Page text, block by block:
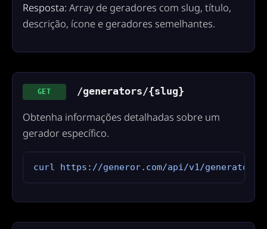
Resposta: Array de geradores com slug, título,
descrição, ícone e geradores semelhantes.
GET /generators/{slug}
Obtenha informações detalhadas sobre um
gerador específico.
curl https://generor.com/api/v1/generators/